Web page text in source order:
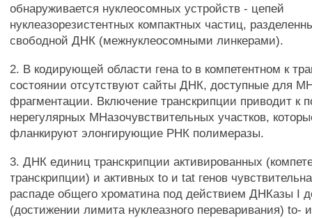
обнаруживается нуклеосомных устройств - цепей
нуклеазорезистентных компактных частиц,
свободной ДНК (межнуклеосомными линкерами).
2. В кодирующей области гена to в компетентном к
состоянии отсутствуют сайты ДНК, доступные для
фрагментации. Включение транскрипции приводит к
нерегулярных МНазочувствительных участков,
фланкируют элонгирующие РНК полимеразы.
3. ДНК единиц транскрипции активированных
транскрипции) и активных to и tat генов
распаде общего хроматина под действием ДНКазы I
(достижении лимита нуклеазного переваривания) to-